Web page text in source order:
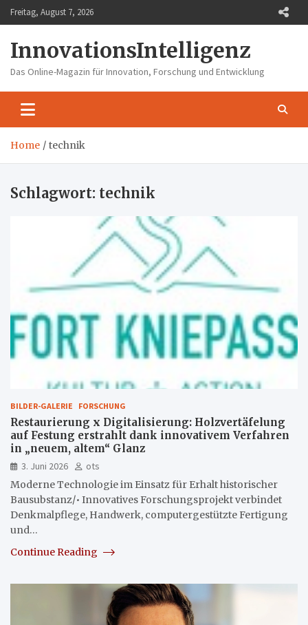
Skip
to
Freitag, August 7, 2026
InnovationsIntelligenz
Das Online-Magazin für Innovation, Forschung und Entwicklung
Home technik
Schlagwort: technik
BILDER-GALERIE FORSCHUNG
Restaurierung x Digitalisierung: Holzvertäfelung
auf Festung erstrahlt dank innovativem Verfahren
in „neuem, altem“ Glanz
3. Juni 2026
ots
Moderne Technologie im Einsatz für Erhalt historischer
Bausubstanz/• Innovatives Forschungsprojekt verbindet
Denkmalpflege, Handwerk, computergestützte Fertigung
und…
Continue Reading